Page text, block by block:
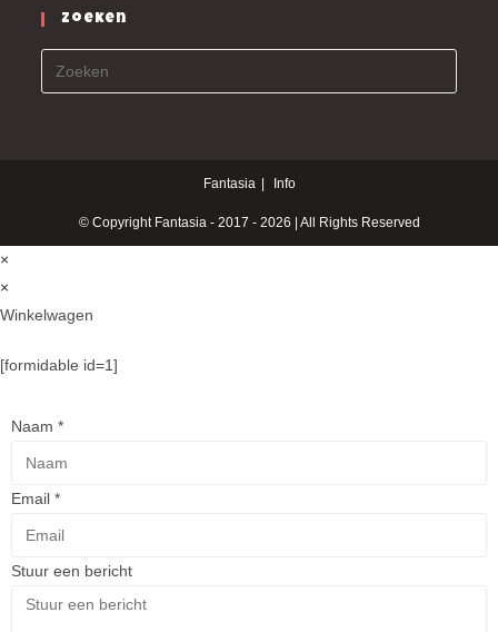
Zoeken
Fantasia Info
© Copyright Fantasia - 2017 - 2026 | All Rights Reserved
×
×
Winkelwagen
[formidable id=1]
Naam *
Email *
Stuur een bericht